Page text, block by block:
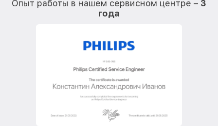
Опыт работы в нашем сервисном центре – 3
года